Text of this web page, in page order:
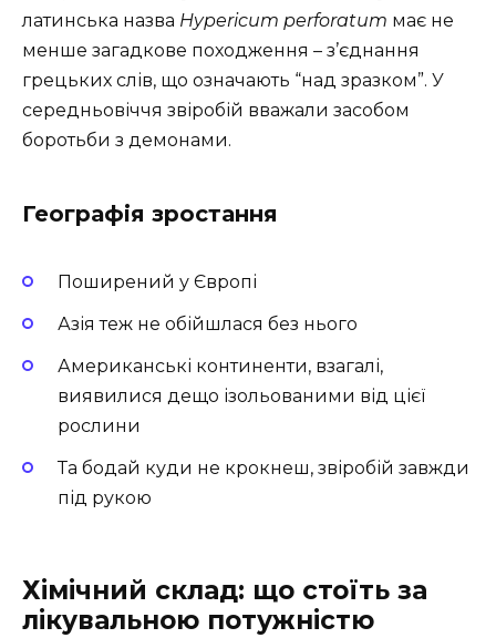
латинська назва Hypericum perforatum має не
менше загадкове походження – з’єднання
грецьких слів, що означають “над зразком”. У
середньовіччя звіробій вважали засобом
боротьби з демонами.
Географія зростання
Поширений у Європі
Азія теж не обійшлася без нього
Американські континенти, взагалі,
виявилися дещо ізольованими від цієї
рослини
Та бодай куди не крокнеш, звіробій завжди
під рукою
Хімічний склад: що стоїть за
лікувальною потужністю